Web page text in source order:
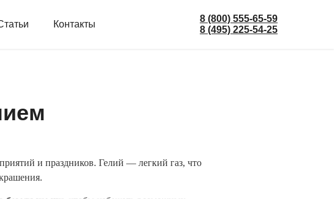
Контакты
8 (800) 555-65-59
8 (495) 225-54-25
и праздников. Гелий — легкий газ, что